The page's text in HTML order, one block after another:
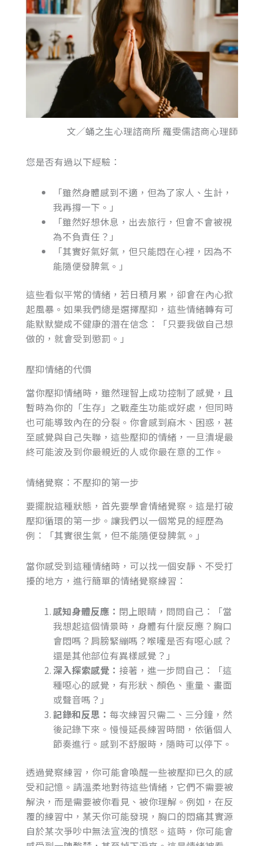
文／蛹之生心理諮商所 羅雯儒諮商心理師
您是否有過以下經驗：
「雖然身體感到不適，但為了家人、生計，
我再撐一下。」
「雖然好想休息，出去旅行，但會不會被視
為不負責任？」
「其實好氣好氣，但只能悶在心裡，因為不
能隨便發脾氣。」
這些看似平常的情緒，若日積月累，卻會在內心掀
起風暴。如果我們總是選擇壓抑，這些情緒轉有可
能默默變成不健康的潛在信念：「只要我做自己想
做的，就會受到懲罰。」
壓抑情緒的代價
當你壓抑情緒時，雖然理智上成功控制了感覺，且
暫時為你的「生存」之戰產生功能或好處，但同時
也可能導致內在的分裂。你會感到麻木、困惑，甚
至感覺與自己失聯，這些壓抑的情緒，一旦潰堤最
終可能波及到你最親近的人或你最在意的工作。
情緒覺察：不壓抑的第一步
要擺脫這種狀態，首先要學會情緒覺察。這是打破
壓抑循環的第一步。讓我們以一個常見的經歷為
例：「其實很生氣，但不能隨便發脾氣。」
當你感受到這種情緒時，可以找一個安靜、不受打
擾的地方，進行簡單的情緒覺察練習：
感知身體反應： 閉上眼睛，問問自己：「當
我想起這個情景時，身體有什麼反應？胸口
會悶嗎？肩膀緊繃嗎？喉嚨是否有噁心感？
還是其他部位有異樣感覺？」
深入探索感覺： 接著，進一步問自己：「這
種噁心的感覺，有形狀、顏色、重量、畫面
或聲音嗎？」
記錄和反思：每次練習只需二、三分鐘，然
後記錄下來。慢慢延長練習時間，依循個人
節奏進行。感到不舒服時，隨時可以停下。
透過覺察練習，你可能會喚醒一些被壓抑已久的感
受和記憶。請溫柔地對待這些情緒，它們不需要被
解決，而是需要被你看見、被你理解。例如，在反
覆的練習中，某天你可能發現，胸口的悶痛其實源
自於某次爭吵中無法宣洩的憤怒。這時，你可能會